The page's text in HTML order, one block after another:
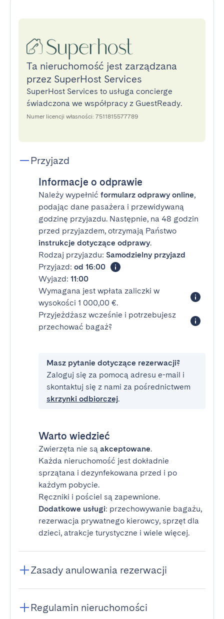
Ta nieruchomość jest zarządzana
przez SuperHost Services
SuperHost Services to usługa concierge
świadczona we współpracy z GuestReady.
Numer licencji własności: 7511815577789
Przyjazd
Informacje o odprawie
Należy wypełnić formularz odprawy online,
podając dane pasażera i przewidywaną
godzinę przyjazdu. Następnie, na 48 godzin
przed przyjazdem, otrzymają Państwo
instrukcje dotyczące odprawy.
Rodzaj przyjazdu: Samodzielny przyjazd
Przyjazd: od 16:00
Wyjazd: 11:00
Wymagana jest wpłata zaliczki w
wysokości 1 000,00 €.
Przyjeżdżasz wcześnie i potrzebujesz
przechować bagaż?
Masz pytanie dotyczące rezerwacji?
Zaloguj się za pomocą adresu e-mail i
skontaktuj się z nami za pośrednictwem
skrzynki odbiorczej.
Warto wiedzieć
Zwierzęta nie są akceptowane.
Każda nieruchomość jest dokładnie
sprzątana i dezynfekowana przed i po
każdym pobycie.
Ręczniki i pościel są zapewnione.
Dodatkowe usługi: przechowywanie bagażu,
rezerwacja prywatnego kierowcy, sprzęt dla
dzieci, atrakcje turystyczne i wiele więcej.
Zasady anulowania rezerwacji
Regulamin nieruchomości